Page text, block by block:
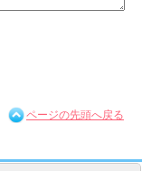
ページの先頭へ戻る